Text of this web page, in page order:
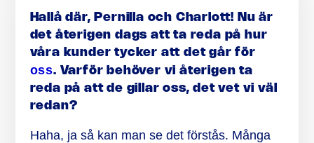
Hallå där, Pernilla och Charlott! Nu är
det återigen dags att ta reda på hur
våra kunder tycker att det går för
oss. Varför behöver vi återigen ta
reda på att de gillar oss, det vet vi väl
redan?
Haha, ja så kan man se det förstås. Många